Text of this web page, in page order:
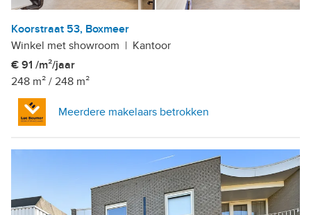
Koorstraat 53, Boxmeer
Winkel met showroom | Kantoor
€ 91 /m²/jaar
248 m² / 248 m²
Meerdere makelaars betrokken